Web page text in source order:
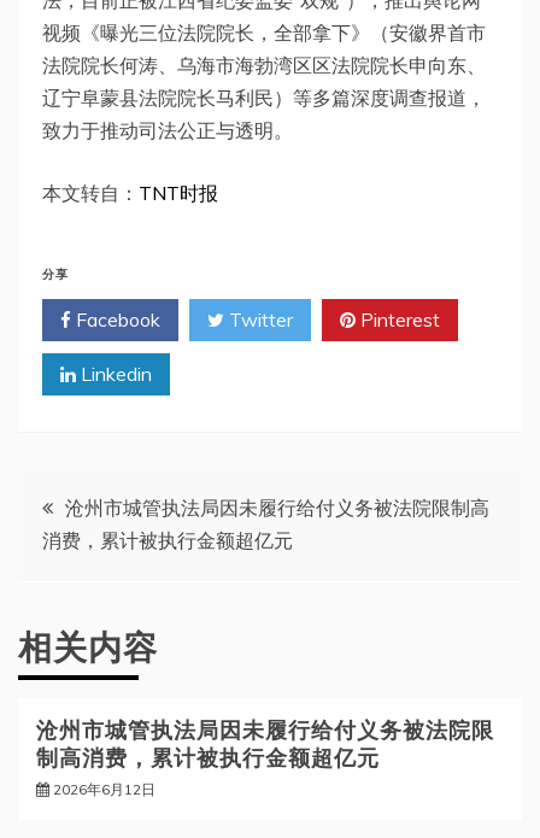
视频《曝光三位法院院长，全部拿下》（安徽界首市
法院院长何涛、乌海市海勃湾区区法院院长申向东、
辽宁阜蒙县法院院长马利民）等多篇深度调查报道，
致力于推动司法公正与透明。
本文转自： TNT时报
分享
Facebook Twitter Pinterest
Linkedin
文
章
导
航
沧州市城管执法局因未履行给付义务被法院限制高
消费，累计被执行金额超亿元
相关内容
沧州市城管执法局因未履行给付义务被法院限
制高消费，累计被执行金额超亿元
2026年6月12日